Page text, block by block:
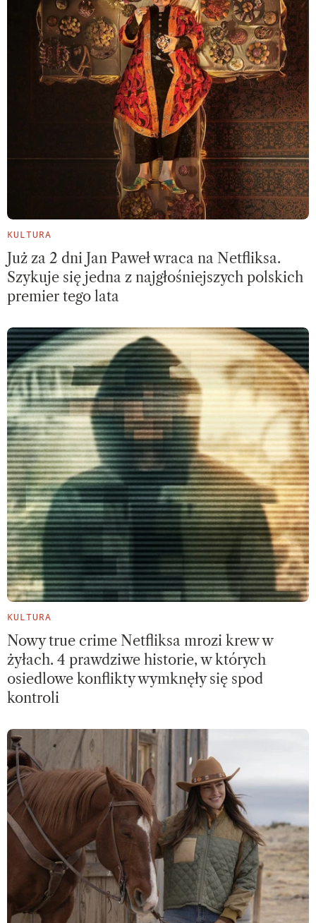
KULTURA
Już za 2 dni Jan Paweł wraca na Netfliksa.
Szykuje się jedna z najgłośniejszych polskich
premier tego lata
KULTURA
Nowy true crime Netfliksa mrozi krew w
żyłach. 4 prawdziwe historie, w których
osiedlowe konflikty wymknęły się spod
kontroli